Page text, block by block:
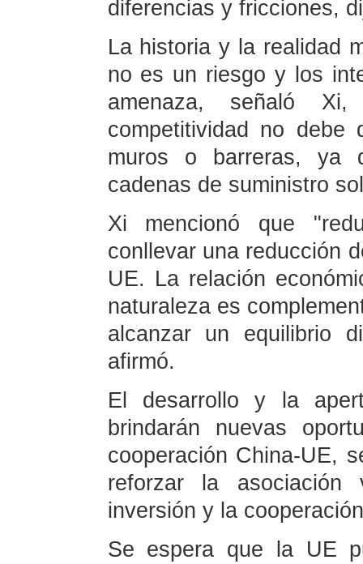
diferencias y fricciones,
La historia y la realidad
no es un riesgo y los
amenaza, señaló
competitividad no debe
muros o barreras, ya
cadenas de suministro
Xi mencionó que
conllevar una reducción
UE. La relación
naturaleza es
alcanzar un equilibrio
afirmó.
El desarrollo y la
brindarán nuevas
cooperación China-UE,
reforzar la
inversión y la
Se espera que la UE